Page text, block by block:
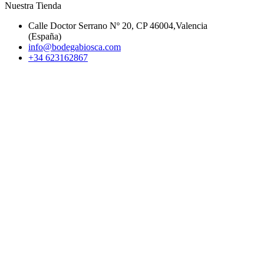
Nuestra Tienda
Calle Doctor Serrano Nº 20, CP 46004,Valencia
(España)
info@bodegabiosca.com
+34 623162867